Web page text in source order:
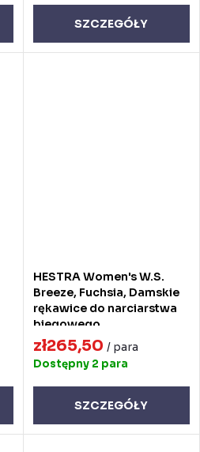
SZCZEGÓŁY
HESTRA Women's W.S.
Breeze, Fuchsia, Damskie
rękawice do narciarstwa
biegowego
zł265,50 / para
Dostępny 2 para
SZCZEGÓŁY